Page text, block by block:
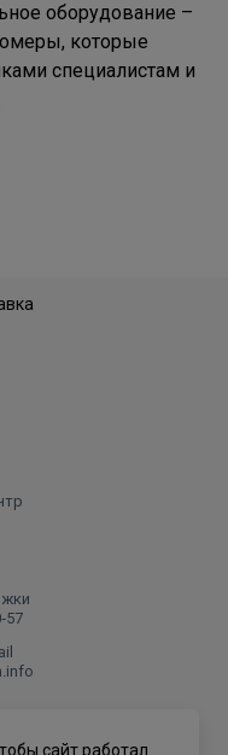
оборудование –
которые
специалистам и
сайт работал